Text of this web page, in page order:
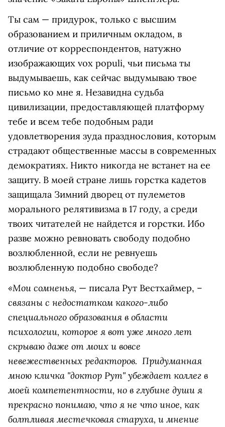
Ты сам — придурок, только с высшим
образованием и приличным окладом, в
отличие от корреспондентов, натужно
изображающих vox populi, чьи письма ты
выдумываешь, как сейчас выдумываю твое
письмо ко мне я. Незавидна судьба
цивилизации, предоставляющей платформу
тебе и всем тебе подобным ради
удовлетворения зуда празднословия, которым
страдают общественные массы в современных
демократиях. Никто никогда не встанет на ее
защиту. В моей стране лишь горстка кадетов
защищала Зимний дворец от пулеметов
морального релятивизма в 17 году, а среди
твоих читателей не найдется и горстки. Ибо
разве можно ревновать свободу подобно
возлюбленной, если не ревнуешь
возлюбленную подобно свободе?
«Мои сомненья, — писала Рут Вестхаймер, –
связаны с недостатком какого-либо
специального образования в области
психологии, которое я вот уже много лет
скрываю даже от моих и вовсе
невежественных редакторов. Придуманная
мною кличка "доктор Рут" убеждает коллег в
моей компетентности, но в глубине души я
прекрасно понимаю, что я не что иное, как
болтливая местечковая старуха, и мнение